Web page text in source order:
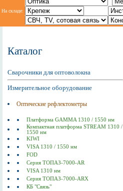
На складе:
Каталог
Сварочники для оптоволокна
Измерительное оборудование
Оптические рефлектометры
Платформа GAMMA 1310 / 1550 нм
Компактная платформа STREAM 1310 /
1550 нм
KIWI
VISA 1310 / 1550 нм
FOD
Серия ТОПАЗ-7000-AR
VISA 1310 нм
Серия ТОПАЗ-7000-ARX
КБ "Связь"